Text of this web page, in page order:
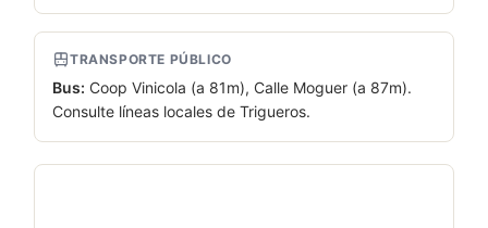
TRANSPORTE PÚBLICO
Bus: Coop Vinicola (a 81m), Calle Moguer (a 87m).
Consulte líneas locales de Trigueros.